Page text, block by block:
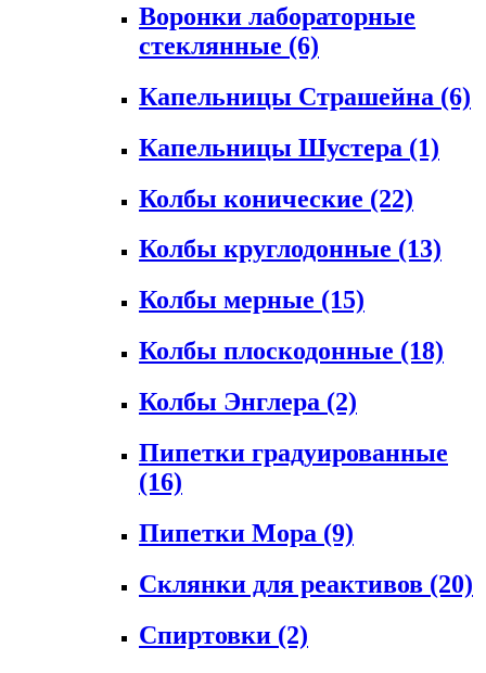
Воронки лабораторные
стеклянные (6)
Капельницы Страшейна (6)
Капельницы Шустера (1)
Колбы конические (22)
Колбы круглодонные (13)
Колбы мерные (15)
Колбы плоскодонные (18)
Колбы Энглера (2)
Пипетки градуированные
(16)
Пипетки Мора (9)
Склянки для реактивов (20)
Спиртовки (2)